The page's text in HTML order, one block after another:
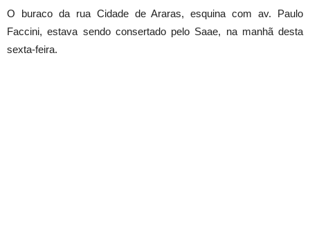
O buraco da rua Cidade de Araras, esquina com av. Paulo
Faccini, estava sendo consertado pelo Saae, na manhã desta
sexta-feira.